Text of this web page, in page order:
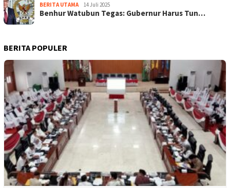
BERITA UTAMA 14 Juli 2025
Benhur Watubun Tegas: Gubernur Harus Tun…
BERITA POPULER